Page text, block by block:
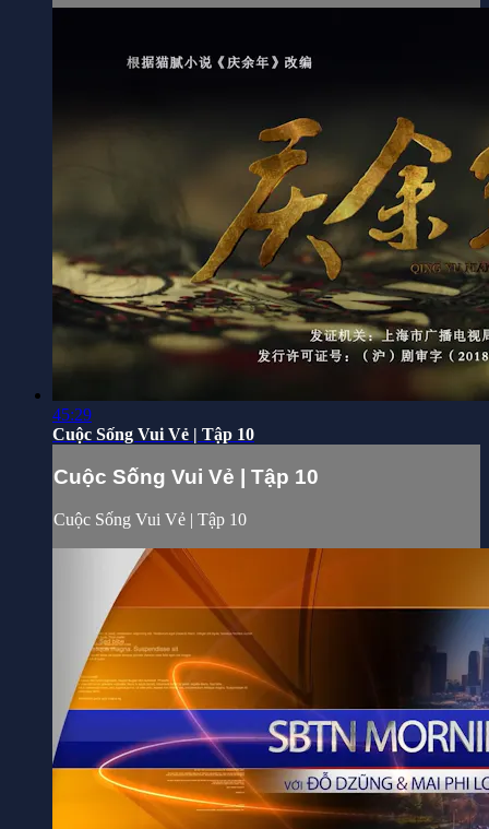
45:29
Cuộc Sống Vui Vẻ | Tập 10
Cuộc Sống Vui Vẻ | Tập 10
Cuộc Sống Vui Vẻ | Tập 10